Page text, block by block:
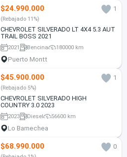
$24.990.000 1
(Rebajado 11%)
CHEVROLET SILVERADO LT 4X4 5.3 AUT
TRAIL BOSS 2021
2021 Bencina 180000 km
Puerto Montt
$45.900.000 1
(Rebajado 5%)
CHEVROLET SILVERADO HIGH
COUNTRY 3.0 2023
2023 Diesel 56600 km
Lo Barnechea
$68.990.000 0